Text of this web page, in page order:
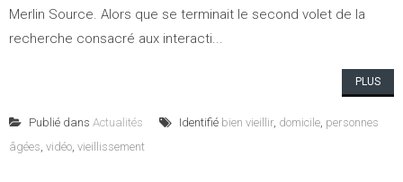
Merlin Source. Alors que se terminait le second volet de la
recherche consacré aux interacti...
PLUS
Publié dans Actualités Identifié bien vieillir, domicile, personnes
âgées, vidéo, vieillissement